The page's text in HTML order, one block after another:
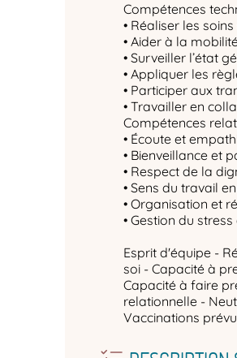
Compétences
• Réaliser les
• Aider à la
• Surveiller l’état
• Appliquer les
• Participer aux
• Travailler en
Compétences
• Écoute et
• Bienveillance et
• Respect de la
• Sens du travail
• Organisation et
• Gestion du
Esprit d'équipe -
soi - Capacité à
Capacité à faire
relationnelle -
Vaccinations